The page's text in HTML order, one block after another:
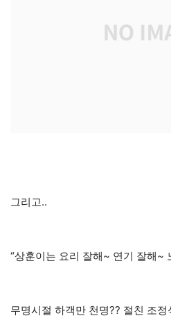
그리고..
“상훈이는 요리 잘해~ 연기 잘해~
무명시절 하객만 천명?? 절친 조